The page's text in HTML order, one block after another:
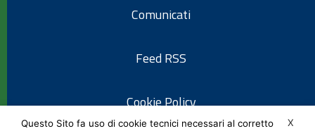
Comunicati
Feed RSS
Cookie Policy
X
Questo Sito fa uso di cookie tecnici necessari al corretto